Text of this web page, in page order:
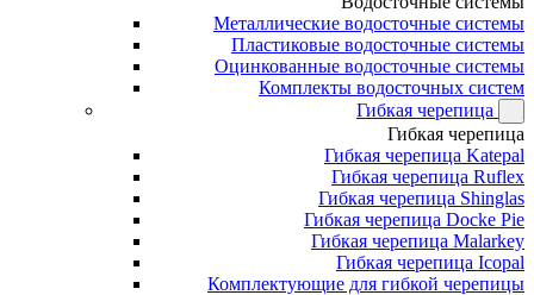
Металлические водосточные системы
Пластиковые водосточные системы
Оцинкованные водосточные системы
Комплекты водосточных систем
Гибкая черепица
Гибкая черепица
Гибкая черепица Katepal
Гибкая черепица Ruflex
Гибкая черепица Shinglas
Гибкая черепица Docke Pie
Гибкая черепица Malarkey
Гибкая черепица Icopal
Комплектующие для гибкой черепицы